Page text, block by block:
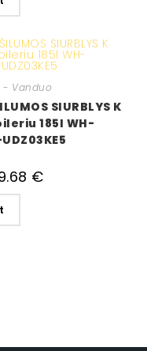
- Vanduo
SIURBLYS K
185l WH-
€